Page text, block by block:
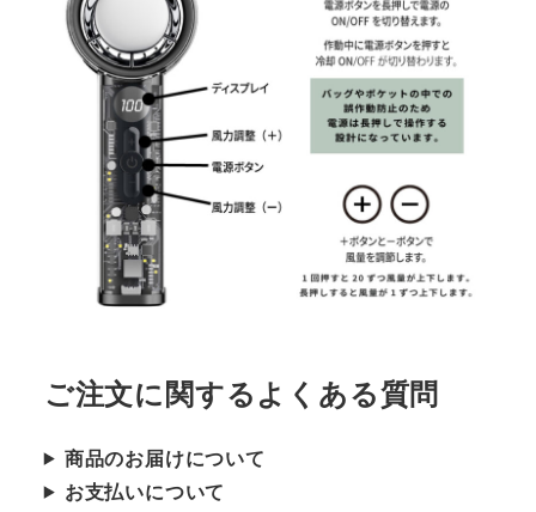
ご注文に関するよくある質問
商品のお届けについて
お支払いについて